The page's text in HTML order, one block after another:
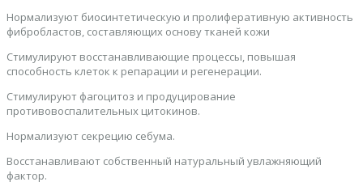
Нормализуют биосинтетическую и пролиферативную активность
фибробластов, составляющих основу тканей кожи
Стимулируют восстанавливающие процессы, повышая
способность клеток к репарации и регенерации.
Стимулируют фагоцитоз и продуцирование
противовоспалительных цитокинов.
Нормализуют секрецию себума.
Восстанавливают собственный натуральный увлажняющий
фактор.